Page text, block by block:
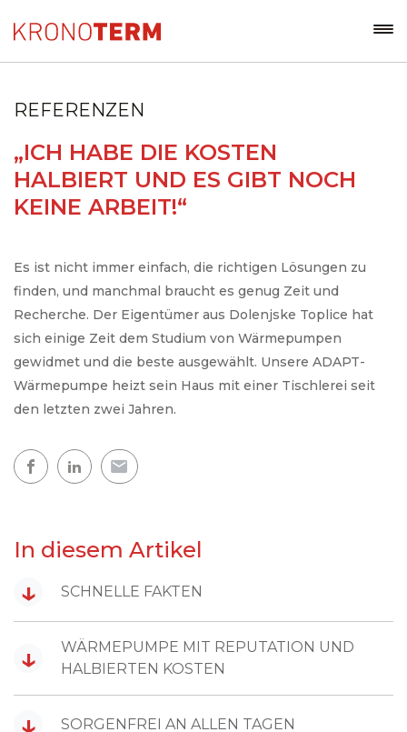
REFERENZEN
„ICH HABE DIE KOSTEN
HALBIERT UND ES GIBT NOCH
KEINE ARBEIT!“
Es ist nicht immer einfach, die richtigen Lösungen zu
finden, und manchmal braucht es genug Zeit und
Recherche. Der Eigentümer aus Dolenjske Toplice hat
sich einige Zeit dem Studium von Wärmepumpen
gewidmet und die beste ausgewählt. Unsere ADAPT-
Wärmepumpe heizt sein Haus mit einer Tischlerei seit
den letzten zwei Jahren.
In diesem Artikel
↓ SCHNELLE FAKTEN
↓
WÄRMEPUMPE MIT REPUTATION UND
HALBIERTEN KOSTEN
↓ SORGENFREI AN ALLEN TAGEN